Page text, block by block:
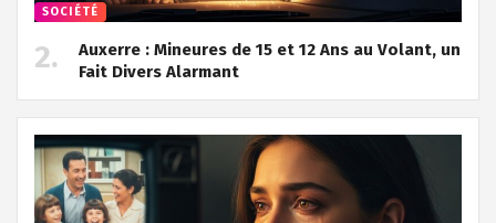
SOCIÉTÉ
Auxerre : Mineures de 15 et 12 Ans au Volant, un
Fait Divers Alarmant